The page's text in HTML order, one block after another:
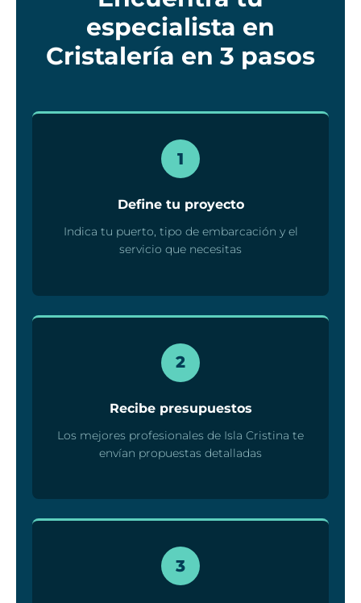
especialista en
Cristalería en 3 pasos
1
Define tu proyecto
Indica tu puerto, tipo de embarcación y el
servicio que necesitas
2
Recibe presupuestos
Los mejores profesionales de Isla Cristina te
envían propuestas detalladas
3